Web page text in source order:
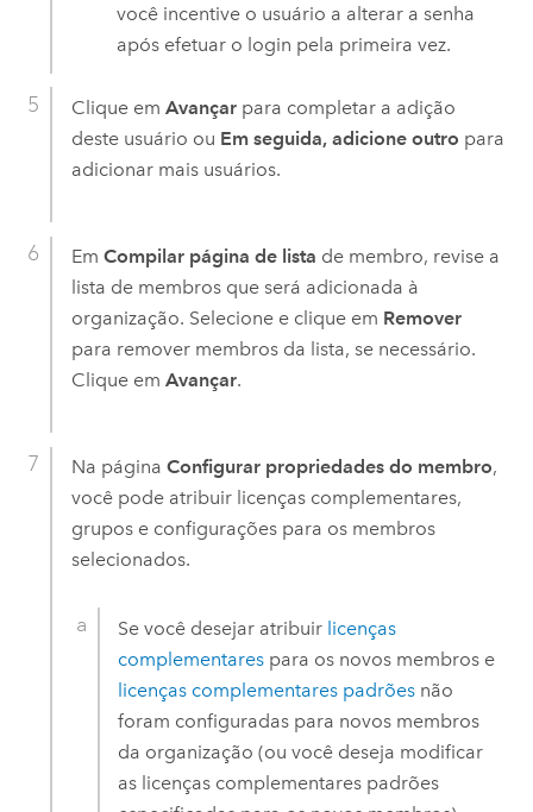
você incentive o usuário a alterar a senha
após efetuar o login pela primeira vez.
Clique em Avançarpara completar a adição
deste usuário ou Em seguida, adicione outro para
adicionar mais usuários.
Em Compilar página de lista de membro, revise a
lista de membros que será adicionada à
organização. Selecione e clique em Remover
para remover membros da lista, se necessário.
Clique em Avançar.
Na página Configurar propriedades do membro,
você pode atribuir licenças complementares,
grupos e configurações para os membros
selecionados.
Se você desejar atribuir licenças
complementares para os novos membros e
licenças complementares padrões não
foram configuradas para novos membros
da organização (ou você deseja modificar
as licenças complementares padrões